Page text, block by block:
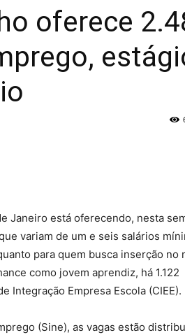
oferece
Janeiro está oferecendo, nesta
variam de um e seis salários
para quem busca inserção no
como jovem aprendiz, há 1.122
Integração Empresa Escola (CIEE).
(Sine), as vagas estão